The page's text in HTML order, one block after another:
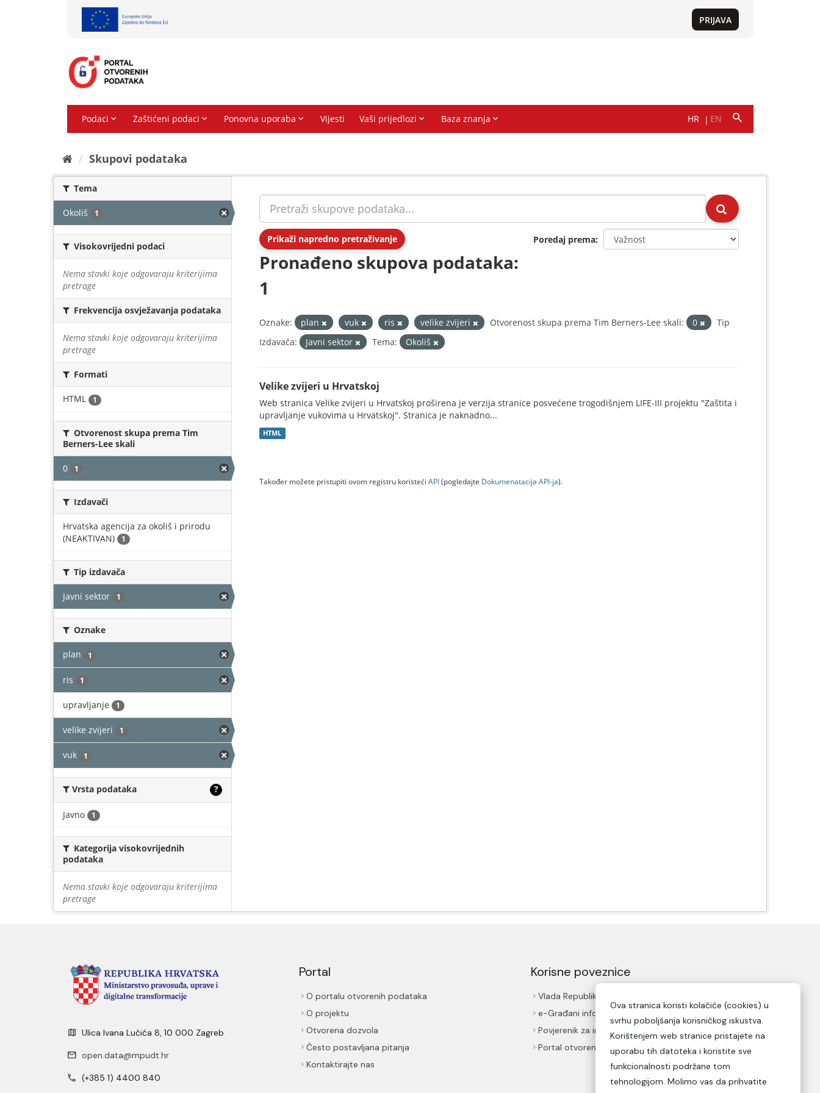
Skupovi podаtаkа
Tema
Okoliš 1
Visokovrijedni podaci
Nema stavki koje odgovaraju kriterijima
pretrage
Frekvencija osvježavanja podataka
Nema stavki koje odgovaraju kriterijima
pretrage
Formati
HTML 1
Otvorenost skupa prema Tim
Berners-Lee skali
0 1
Izdavači
Hrvatska agencija za okoliš i prirodu
(NEAKTIVAN)
1
Tip izdavača
Javni sektor 1
Oznake
plan 1
ris 1
upravljanje 1
velike zvijeri 1
vuk 1
Vrsta podataka ?
Javno 1
Kategorija visokovrijednih
podataka
Nema stavki koje odgovaraju kriterijima
pretrage
Prikaži napredno pretraživanje Poredaj prema
Pronađeno skupova podataka:
1
Oznake: plan vuk ris velike zvijeri Otvorenost skupa prema Tim Berners-Lee skali: 0
Tip
Izdavača:
Javni sektor Tema: Okoliš
Velike zvijeri u Hrvatskoj
Web stranica Velike zvijeri u Hrvatskoj proširena je verzija stranice posvećene trogodišnjem LIFE-III projektu "Zaštita i
upravljanje vukovima u Hrvatskoj". Stranica je naknadno...
HTML
Također možete pristupiti ovom registru koristeći API(pogledajte Dokumenаtаcijа API-jа).